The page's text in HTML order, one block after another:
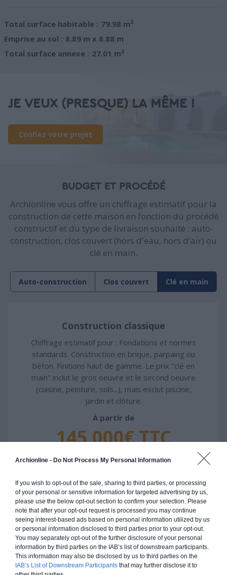
Archionline - Do Not Process My Personal Information
If you wish to opt-out of the sale, sharing to third parties, or processing
of your personal or sensitive information for targeted advertising by us,
please use the below opt-out section to confirm your selection. Please
note that after your opt-out request is processed you may continue
seeing interest-based ads based on personal information utilized by us
or personal information disclosed to third parties prior to your opt-out.
You may separately opt-out of the further disclosure of your personal
information by third parties on the IAB’s list of downstream participants.
This information may also be disclosed by us to third parties on the
IAB’s List of Downstream Participants that may further disclose it to
Total surface habitable : 79.98 m²
Emprise au sol : 8.89 m x 8.88 m
Total surface annexe : 27.01 m²
JE VEUX (PRESQUE) LA MÊME !
Confiez votre projet
BUDGET ET PROCÉDÉ
Archionline vous offre un chiffrage estimatif pour la
construction de cette maison en fonction du procédé
constructif et du type de livraison souhaité : auto-
construction, clos couvert (hors d'eau, hors d'air) ou
clé en main.
Auto-construction Clos couvert Clé en main
Construction classique
Chiffrage estimatif pour : Fondations et normes
standards. Construction en brique, parpaing ou
béton. Finitions haut de gamme. Le prix "clé en
main" inclut le gros oeuvre et le second oeuvre
(cuisine, peinture, sols...), mais exclut piscine,
jardin et clôture.
À partir de
145 000€ TTC
Je la veux !
Construction ossature bois
Chiffrage estimatif pour : Fondations et normes
standards. Construction en ossature bois isolé.
Finitions haut de gamme. Le prix "clé en main"